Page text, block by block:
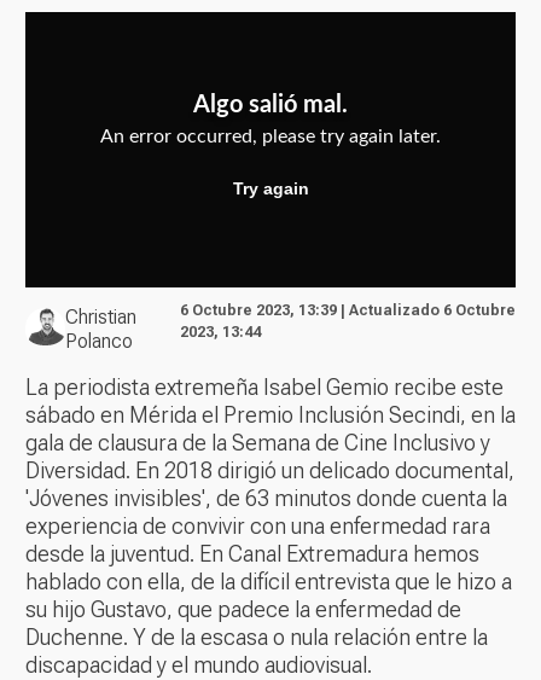
Christian
Polanco
6 Octubre 2023, 13:39 | Actualizado 6 Octubre
2023, 13:44
La periodista extremeña Isabel Gemio recibe este
sábado en Mérida el Premio Inclusión Secindi, en la
gala de clausura de la Semana de Cine Inclusivo y
Diversidad. En 2018 dirigió un delicado documental,
'Jóvenes invisibles', de 63 minutos donde cuenta la
experiencia de convivir con una enfermedad rara
desde la juventud. En Canal Extremadura hemos
hablado con ella, de la difícil entrevista que le hizo a
su hijo Gustavo, que padece la enfermedad de
Duchenne. Y de la escasa o nula relación entre la
discapacidad y el mundo audiovisual.